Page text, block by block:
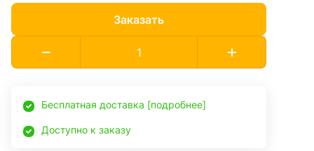
Заказать
Бесплатная доставка [подробнее]
Доступно к заказу